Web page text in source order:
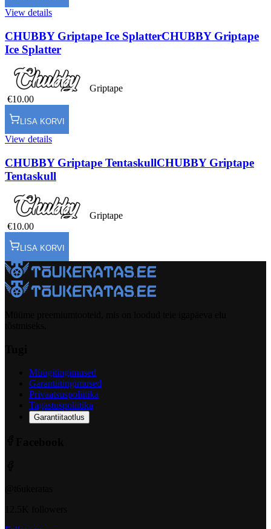
View details
CHUBBY Griptape Ice SplatterCHUBBY Griptape
Ice Splatter
Griptape
€10.00
LISA KORVI
View details
CHUBBY Griptape TentaskullCHUBBY Griptape
Tentaskull
Griptape
€10.00
LISA KORVI
Müügitingimused
Garantiitingimused
Privaatsuspoliitika
Tagastuspoliitika
Garantiitaotlus